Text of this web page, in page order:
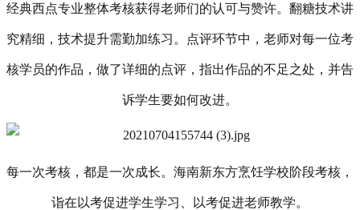
经典西点专业整体考核获得老师们的认可与赞许。 翻糖技术讲
究精细，技术提升需勤加练习。点评环节中，老师对每一位考
核学员的作品，做了详细的点评，指出作品的不足之处，并告
诉学生要如何改进。
每一次考核，都是一次成长。海南新东方烹饪学校阶段考核，
诣在以考促进学生学习、以考促进老师教学。